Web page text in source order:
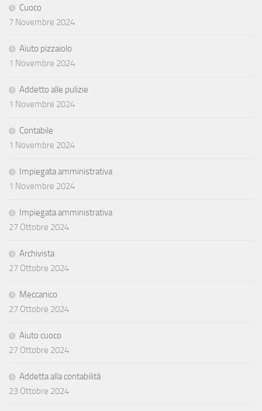
Cuoco
7 Novembre 2024
Aiuto pizzaiolo
1 Novembre 2024
Addetto alle pulizie
1 Novembre 2024
Contabile
1 Novembre 2024
Impiegata amministrativa
1 Novembre 2024
Impiegata amministrativa
27 Ottobre 2024
Archivista
27 Ottobre 2024
Meccanico
27 Ottobre 2024
Aiuto cuoco
27 Ottobre 2024
Addetta alla contabilità
23 Ottobre 2024